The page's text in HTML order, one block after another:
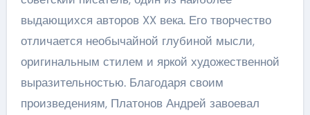
выдающихся авторов XX века. Его творчество
отличается необычайной глубиной мысли,
оригинальным стилем и яркой художественной
выразительностью. Благодаря своим
произведениям, Платонов Андрей завоевал